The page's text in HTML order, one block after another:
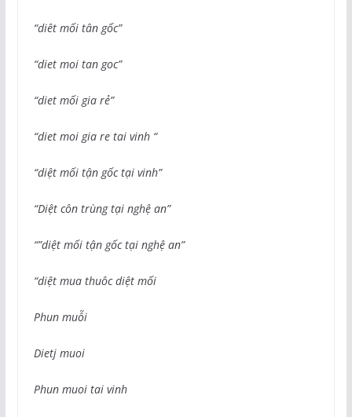
“diêt mối tân gốc”
“diet moi tan goc”
“diet mối gia rẻ”
“diet moi gia re tai vinh “
“diệt mối tận gốc tại vinh”
“Diệt côn trùng tại nghệ an”
“”diệt mối tận gốc tại nghệ an”
“diệt mua thuôc diệt mối
Phun muỗi
Dietj muoi
Phun muoi tai vinh